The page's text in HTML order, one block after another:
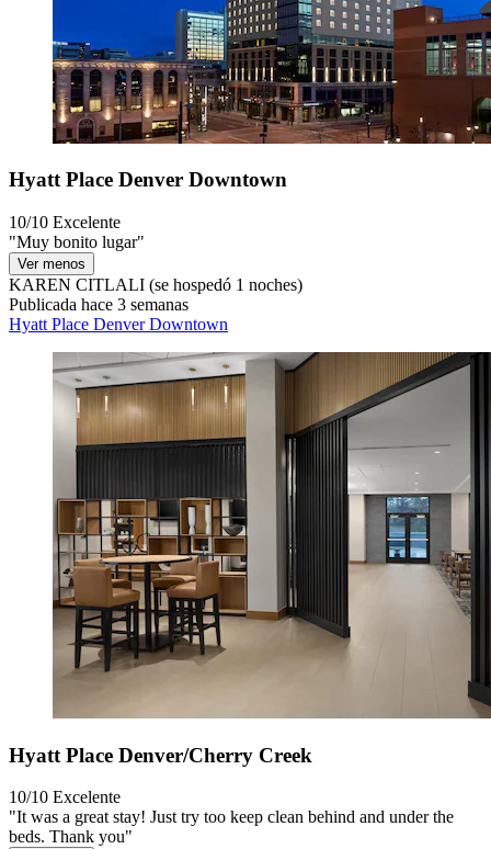
Hyatt Place Denver Downtown
10/10 Excelente
"Muy bonito lugar"
Ver menos
KAREN CITLALI (se hospedó 1 noches)
Publicada hace 3 semanas
Hyatt Place Denver Downtown
Hyatt Place Denver/Cherry Creek
10/10 Excelente
"It was a great stay! Just try too keep clean behind and under the
beds. Thank you"